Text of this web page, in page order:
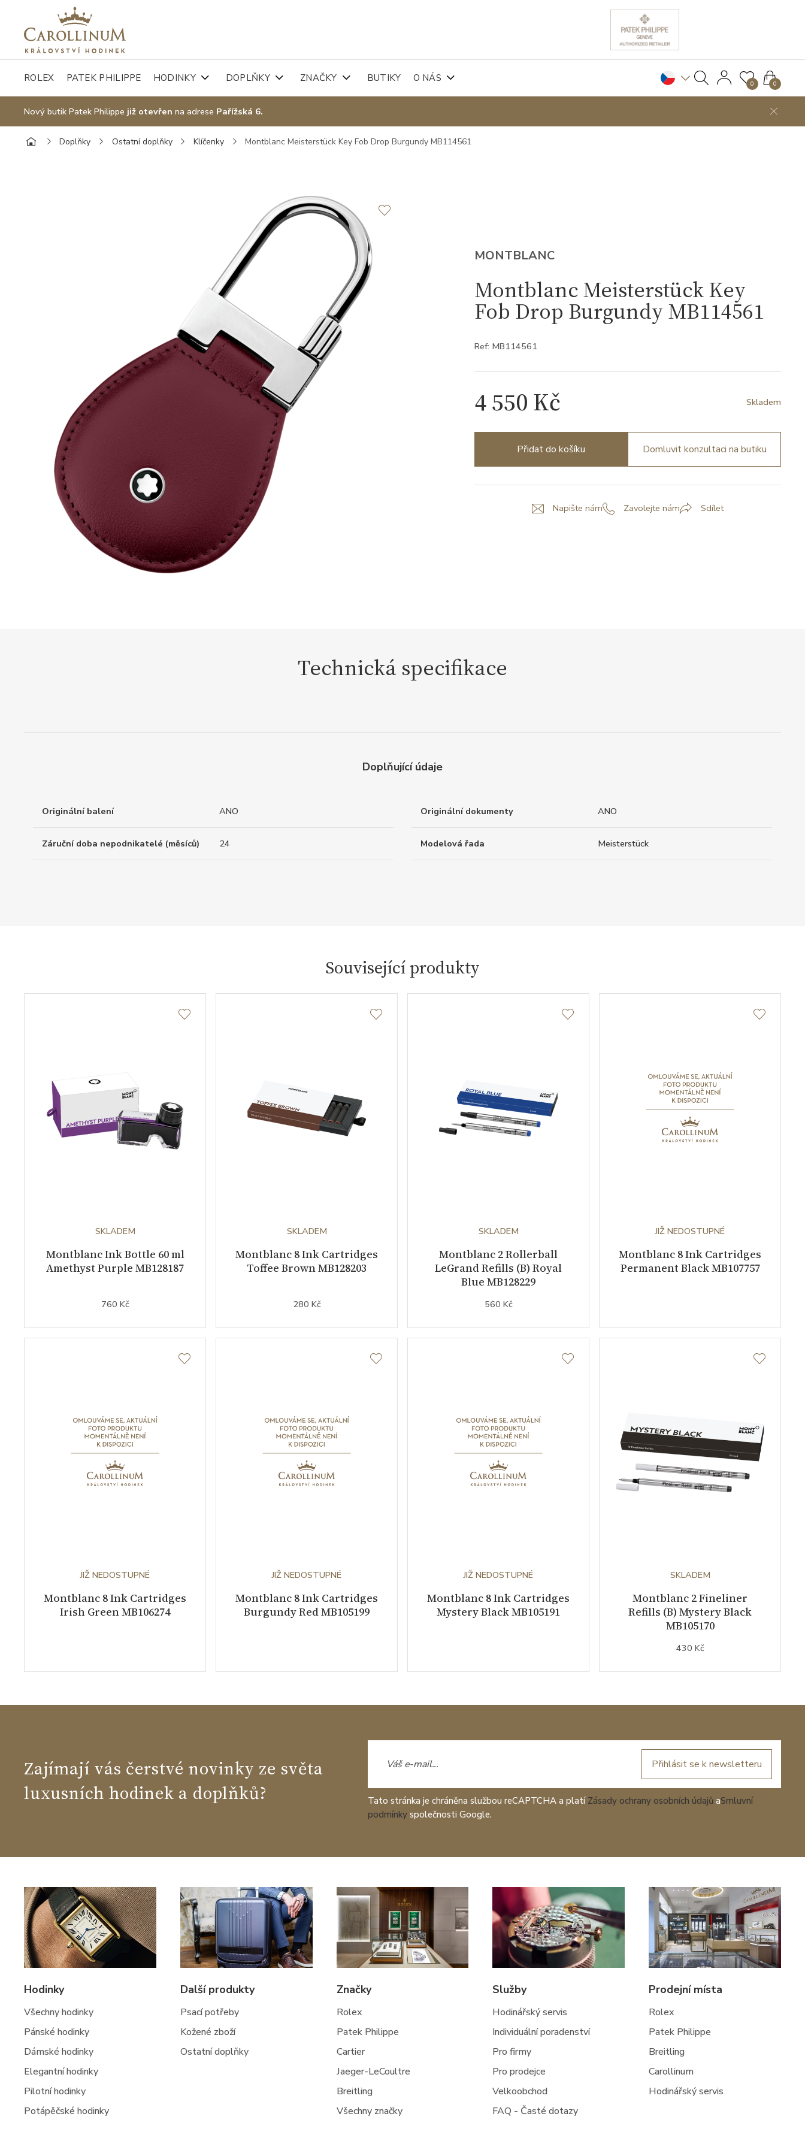
ROLEX PATEK PHILIPPE HODINKY DOPLŇKY ZNAČKY BUTIKY O NÁS 0 0
Nový butik Patek Philippe již otevřen na adrese Pařížská 6.
Doplňky Ostatní doplňky Klíčenky Montblanc Meisterstück Key Fob Drop Burgundy MB114561
MONTBLANC
Montblanc Meisterstück Key
Fob Drop Burgundy MB114561
Ref: MB114561
4 550 Kč Skladem
Přidat do košíku Domluvit konzultaci na butiku
Napište nám Zavolejte nám Sdílet
Technická specifikace
Doplňující údaje
Originální balení ANO Originální dokumenty ANO
Záruční doba nepodnikatelé (měsíců) 24 Modelová řada Meisterstück
Související produkty
SKLADEM
Montblanc Ink Bottle 60 ml
Amethyst Purple MB128187
760 Kč
SKLADEM
Montblanc 8 Ink Cartridges
Toffee Brown MB128203
280 Kč
SKLADEM
Montblanc 2 Rollerball
LeGrand Refills (B) Royal
Blue MB128229
560 Kč
JIŽ NEDOSTUPNÉ
Montblanc 8 Ink Cartridges
Permanent Black MB107757
JIŽ NEDOSTUPNÉ
Montblanc 8 Ink Cartridges
Irish Green MB106274
JIŽ NEDOSTUPNÉ
Montblanc 8 Ink Cartridges
Burgundy Red MB105199
JIŽ NEDOSTUPNÉ
Montblanc 8 Ink Cartridges
Mystery Black MB105191
SKLADEM
Montblanc 2 Fineliner
Refills (B) Mystery Black
MB105170
430 Kč
Zajímají vás čerstvé novinky ze světa
luxusních hodinek a doplňků?
Přihlásit se k newsletteru
Tato stránka je chráněna službou reCAPTCHA a platí Zásady ochrany osobních údajů aSmluvní
podmínky společnosti Google.
Hodinky
Všechny hodinky
Pánské hodinky
Dámské hodinky
Elegantní hodinky
Pilotní hodinky
Potápěčské hodinky
Další produkty
Psací potřeby
Kožené zboží
Ostatní doplňky
Značky
Rolex
Patek Philippe
Cartier
Jaeger-LeCoultre
Breitling
Všechny značky
Služby
Hodinářský servis
Individuální poradenství
Pro firmy
Pro prodejce
Velkoobchod
FAQ - Časté dotazy
Prodejní místa
Rolex
Patek Philippe
Breitling
Carollinum
Hodinářský servis